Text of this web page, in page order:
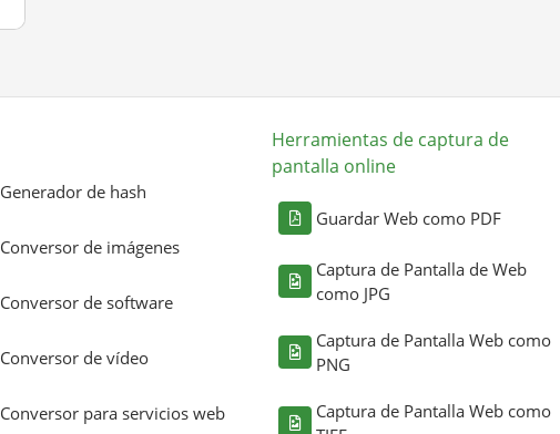
Generador de hash
Conversor de imágenes
Conversor de software
Conversor de vídeo
Conversor para servicios web
Herramientas de captura de
pantalla online
Guardar Web como PDF
Captura de Pantalla de Web
como JPG
Captura de Pantalla Web como
PNG
Captura de Pantalla Web como